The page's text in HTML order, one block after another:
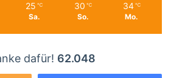
25 ℃
Sa.
30 ℃
So.
34 ℃
Mo.
dafür! 62.048